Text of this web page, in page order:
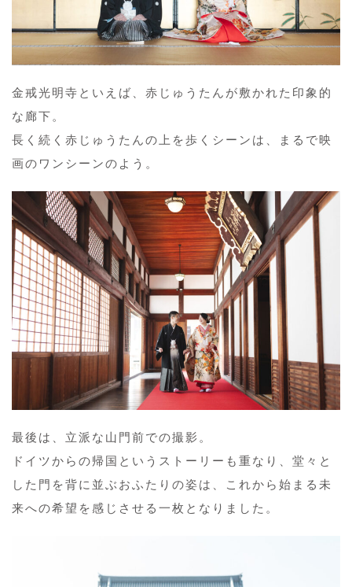
金戒光明寺といえば、赤じゅうたんが敷かれた印象的
な廊下。
長く続く赤じゅうたんの上を歩くシーンは、まるで映
画のワンシーンのよう。
最後は、立派な山門前での撮影。
ドイツからの帰国というストーリーも重なり、堂々と
した門を背に並ぶおふたりの姿は、これから始まる未
来への希望を感じさせる一枚となりました。